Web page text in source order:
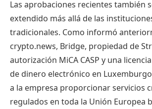
Las aprobaciones recientes también
extendido más allá de las
tradicionales. Como informó
crypto.news, Bridge, propiedad de
autorización MiCA CASP y una
de dinero electrónico en
a la empresa proporcionar servicios
regulados en toda la Unión Europea